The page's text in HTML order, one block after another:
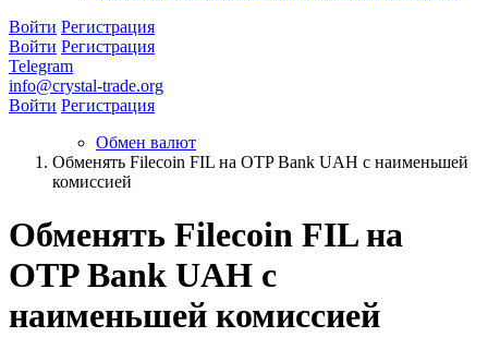
Войти Регистрация
Войти Регистрация
Telegram
info@crystal-trade.org
Войти Регистрация
Обмен валют
Обменять Filecoin FIL на OTP Bank UAH с наименьшей
комиссией
Обменять Filecoin FIL на
OTP Bank UAH с
наименьшей комиссией